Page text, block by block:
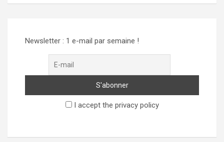
Newsletter : 1 e-mail par semaine !
I accept the privacy policy